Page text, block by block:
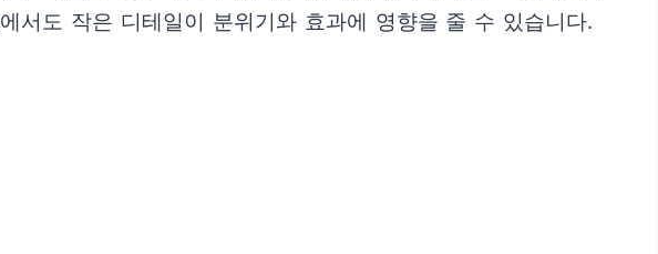
서도 작은 디테일이 분위기와 효과에 영향을 줄 수 있습니다.